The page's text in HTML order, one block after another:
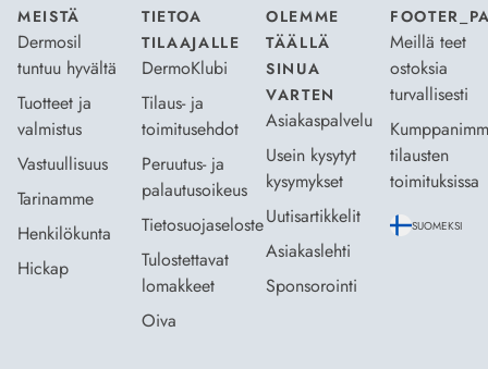
MEISTÄ
Dermosil
tuntuu hyvältä
Tuotteet ja
valmistus
Vastuullisuus
Tarinamme
Henkilökunta
Hickap
TIETOA
TILAAJALLE
DermoKlubi
Tilaus- ja
toimitusehdot
Peruutus- ja
palautusoikeus
Tietosuojaseloste
Tulostettavat
lomakkeet
Oiva
OLEMME
TÄÄLLÄ
SINUA
VARTEN
Asiakaspalvelu
Usein kysytyt
kysymykset
Uutisartikkelit
Asiakaslehti
Sponsorointi
Meillä teet
ostoksia
turvallisesti
tilausten
toimituksissa
SUOMEKSI